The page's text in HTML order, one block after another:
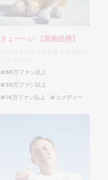
きょーへい 【業務提携】
#50万ファン以上
#30万ファン以上
#10万ファン以上
#コメディー